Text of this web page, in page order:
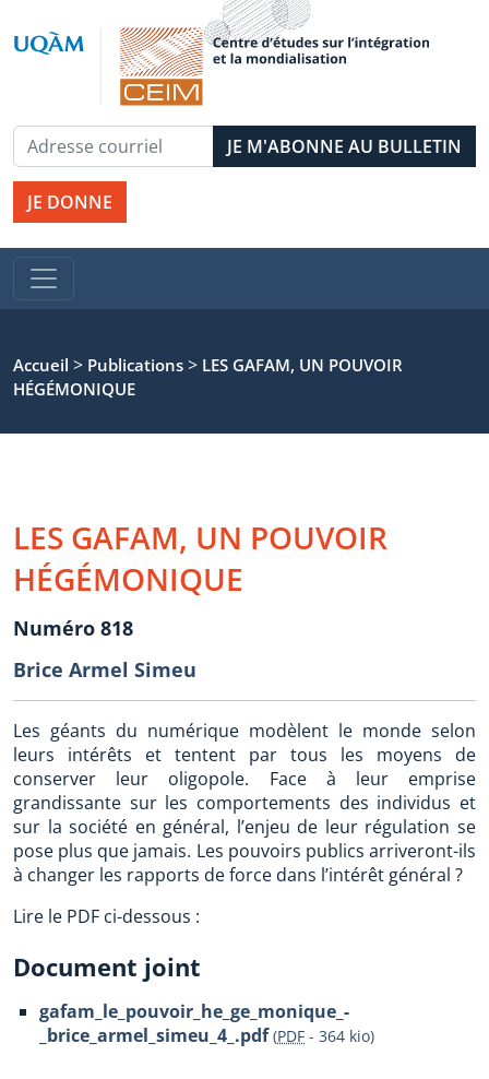
JE DONNE
Accueil > Publications > LES GAFAM, UN POUVOIR
HÉGÉMONIQUE
LES GAFAM, UN POUVOIR
HÉGÉMONIQUE
Numéro 818
Brice Armel Simeu
Les géants du numérique modèlent le monde selon
leurs intérêts et tentent par tous les moyens de
conserver leur oligopole. Face à leur emprise
grandissante sur les comportements des individus et
sur la société en général, l’enjeu de leur régulation se
pose plus que jamais. Les pouvoirs publics arriveront-ils
à changer les rapports de force dans l’intérêt général ?
Lire le PDF ci-dessous :
Document joint
gafam_le_pouvoir_he_ge_monique_-
_brice_armel_simeu_4_.pdf (PDF - 364 kio)